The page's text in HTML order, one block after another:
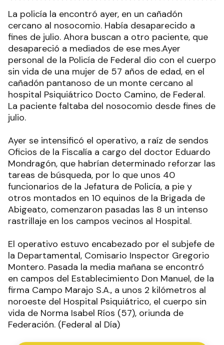
La policía la encontró ayer, en un cañadón
cercano al nosocomio. Había desaparecido a
fines de julio. Ahora buscan a otro paciente, que
desapareció a mediados de ese mes.Ayer
personal de la Policía de Federal dio con el cuerpo
sin vida de una mujer de 57 años de edad, en el
cañadón pantanoso de un monte cercano al
hospital Psiquiátrico Docto Camino, de Federal.
La paciente faltaba del nosocomio desde fines de
julio.
Ayer se intensificó el operativo, a raíz de sendos
Oficios de la Fiscalía a cargo del doctor Eduardo
Mondragón, que habrían determinado reforzar las
tareas de búsqueda, por lo que unos 40
funcionarios de la Jefatura de Policía, a pie y
otros montados en 10 equinos de la Brigada de
Abigeato, comenzaron pasadas las 8 un intenso
rastrillaje en los campos vecinos al Hospital.
El operativo estuvo encabezado por el subjefe de
la Departamental, Comisario Inspector Gregorio
Montero. Pasada la media mañana se encontró
en campos del Establecimiento Don Manuel, de la
firma Campo Marajo S.A., a unos 2 kilómetros al
noroeste del Hospital Psiquiátrico, el cuerpo sin
vida de Norma Isabel Ríos (57), oriunda de
Federación. (Federal al Día)